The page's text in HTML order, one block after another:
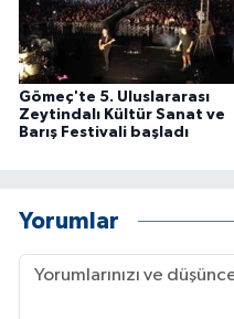
Gömeç'te 5. Uluslararası
Zeytindalı Kültür Sanat ve
Barış Festivali başladı
Yorumlar